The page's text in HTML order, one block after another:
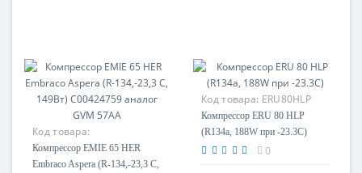
Код товара:
484000008458
Компрессор EMIE 65 HER
Embraco Aspera (R-134,-23,3 С,
Код товара: ERU80HLP
Компрессор ERU 80 HLP
(R134a, 188W при -23.3С)
0